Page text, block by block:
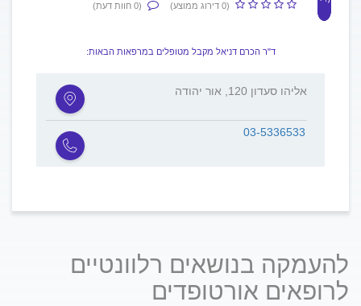
(0 דירוג ממוצע) (0 חוות דעת)
ד"ר הכרם דניאל מקבל מטופלים במרפאות הבאות:
אליהו סעדון 120, אור יהודה
03-5336533
להעמקה בנושאים רלוונטיים
לרופאים אורטופדים